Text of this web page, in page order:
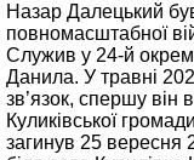
Назар Далецький
повномасштабної
Служив у 24-й
Данила. У травні
зв’язок, спершу він
Куликівської
загинув 25 вересня